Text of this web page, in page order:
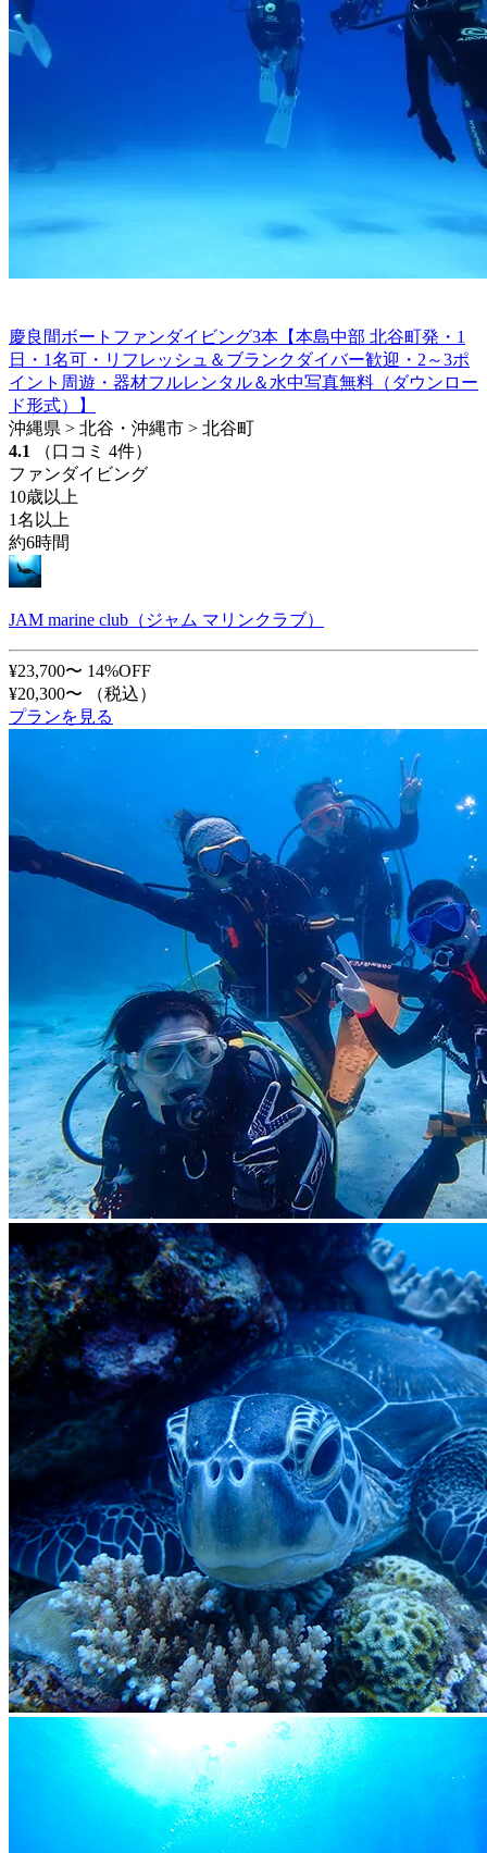
慶良間ボートファンダイビング3本【本島中部 北谷町発・1
日・1名可・リフレッシュ＆ブランクダイバー歓迎・2～3ポ
イント周遊・器材フルレンタル＆水中写真無料（ダウンロー
ド形式）】
沖縄県 > 北谷・沖縄市 > 北谷町
4.1
（口コミ 4件）
ファンダイビング
10歳以上
1名以上
約6時間
JAM marine club（ジャム マリンクラブ）
¥23,700〜 14%OFF
¥20,300〜
（税込）
プランを見る